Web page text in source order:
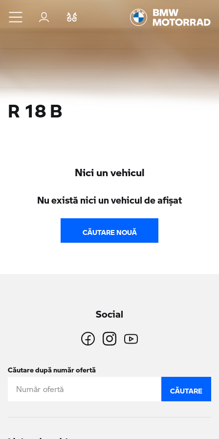
Sari la conținutul principal
Autentificare
R 18 B
Nici un vehicul
Nu există nici un vehicul de afişat
CĂUTARE NOUĂ
Social
Căutare după număr ofertă
CĂUTARE